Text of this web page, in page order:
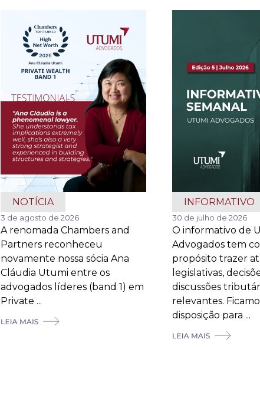
NOTÍCIA
3 de agosto de 2026
A renomada Chambers and
Partners reconheceu
novamente nossa sócia Ana
Cláudia Utumi entre os
advogados líderes (band 1) em
Private ...
INFORMATIVO
30 de julho de 2026
O informativo de
Advogados tem
propósito trazer
legislativas,
discussões
relevantes.
disposição para ...